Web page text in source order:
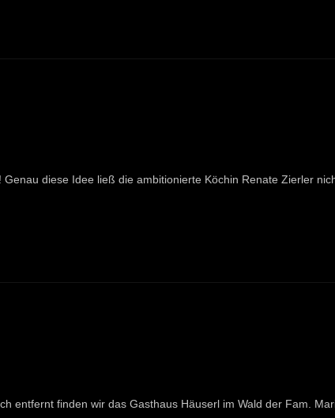
diese Idee ließ die ambitionierte Köchin Renate Zierler
entfernt finden wir das Gasthaus Häuserl im Wald der Fam.